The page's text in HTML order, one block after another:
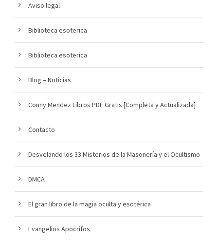
Aviso legal
Biblioteca esoterica
Biblioteca esoterica
Blog – Noticias
Conny Mendez Libros PDF Gratis [Completa y Actualizada]
Contacto
Desvelando los 33 Misterios de la Masonería y el Ocultismo
DMCA
El gran libro de la magia oculta y esotérica
Evangelios Apocrifos